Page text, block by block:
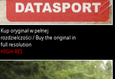
Kup oryginał w pełnej
rozdzielczości / Buy the original in
full resolution
HIGH-RES